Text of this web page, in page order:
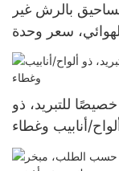
بالرش غير
سعر وحدة
تجفيف الرذاذ
للتبريد، ذو
ألواح/أنابيب وغطاء